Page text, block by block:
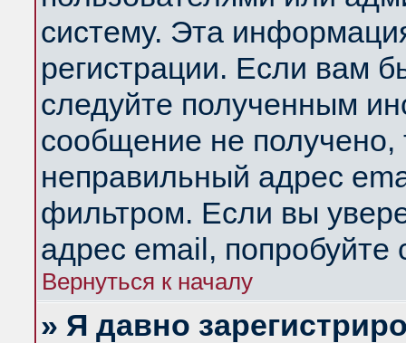
систему. Эта
регистрации. Если вам
следуйте полученным
сообщение не получено,
неправильный адрес
фильтром. Если вы
адрес email, попробуйте
Вернуться к началу
» Я давно